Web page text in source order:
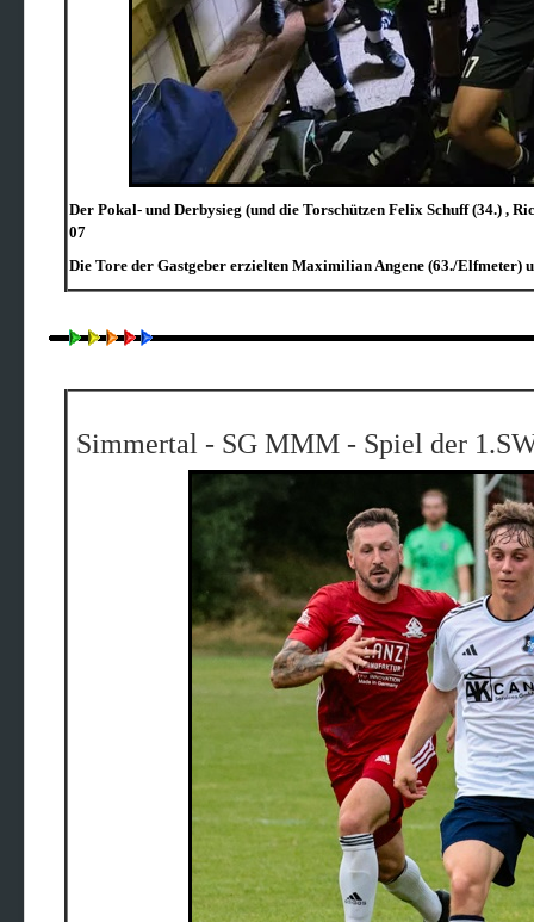
Der Pokal- und Derbysieg (und die Torschützen Felix Schuff (34.) ,
07
Die Tore der Gastgeber erzielten Maximilian Angene (63./Elfmeter)
Simmertal - SG MMM - Spiel der